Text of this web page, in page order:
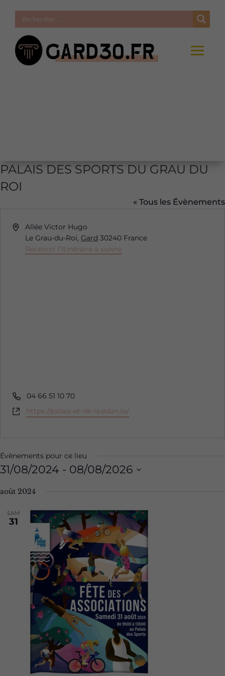
PALAIS DES SPORTS DU GRAU DU
ROI
« Tous les Évènements
AdresseAllée Victor Hugo
Le Grau-du-Roi, Gard 30240 France
Recevoir l’Itinéraire à suivre
Téléphone
04 66 51 10 70
Site
https://palais-et-de-la.edan.io/
Évènements pour ce lieu
31/08/2024 - 08/08/2026
date.
août 2024
SAM
31